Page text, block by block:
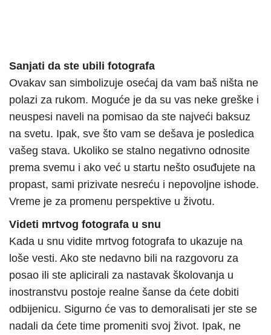
Sanjati da ste ubili fotografa
Ovakav san simbolizuje osećaj da vam baš ništa ne
polazi za rukom. Moguće je da su vas neke greške i
neuspesi naveli na pomisao da ste najveći baksuz
na svetu. Ipak, sve što vam se dešava je posledica
vašeg stava. Ukoliko se stalno negativno odnosite
prema svemu i ako već u startu nešto osuđujete na
propast, sami prizivate nesreću i nepovoljne ishode.
Vreme je za promenu perspektive u životu.
Videti mrtvog fotografa u snu
Kada u snu vidite mrtvog fotografa to ukazuje na
loše vesti. Ako ste nedavno bili na razgovoru za
posao ili ste aplicirali za nastavak školovanja u
inostranstvu postoje realne šanse da ćete dobiti
odbijenicu. Sigurno će vas to demoralisati jer ste se
nadali da ćete time promeniti svoj život. Ipak, ne